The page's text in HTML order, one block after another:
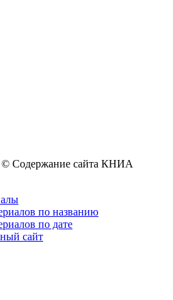
© Содержание сайта КНИА
по названию
по дате
сайт